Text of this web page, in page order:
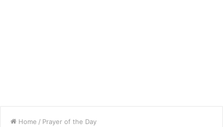
Home / Prayer of the Day